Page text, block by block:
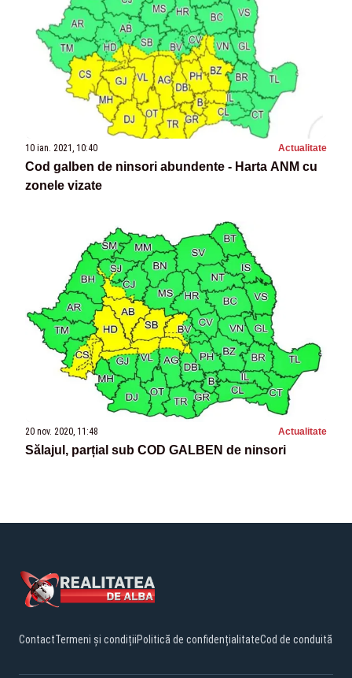
10 ian. 2021, 10:40 Actualitate
Cod galben de ninsori abundente - Harta ANM cu
zonele vizate
20 nov. 2020, 11:48 Actualitate
Sălajul, parțial sub COD GALBEN de ninsori
ContactTermeni și condițiiPolitică de confidențialitateCod de conduită